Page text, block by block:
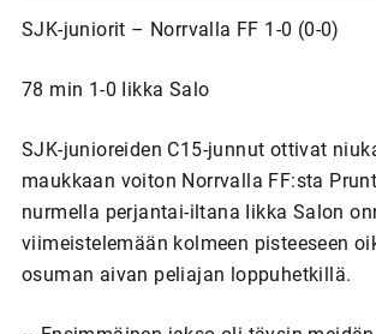
SJK-juniorit – Norrvalla FF 1-0 (0-0)
78 min 1-0 Iikka Salo
SJK-junioreiden C15-junnut ottivat
maukkaan voiton Norrvalla FF:sta
nurmella perjantai-iltana Iikka Salon
viimeistelemään kolmeen pisteeseen
osuman aivan peliajan loppuhetkillä.